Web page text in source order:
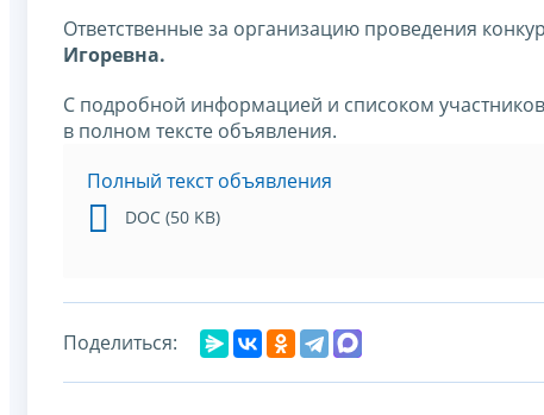
Ответственные за организацию проведения
Игоревна.
С подробной информацией и списоком
в полном тексте объявления.
Полный текст объявления
DOC (50 KB)
Поделиться: